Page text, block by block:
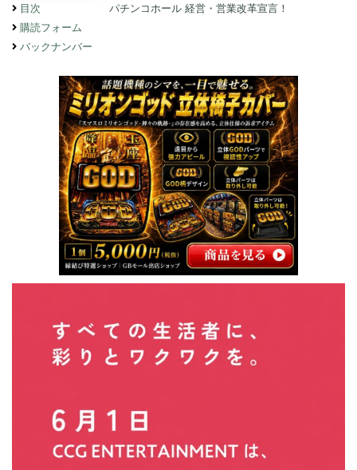
目次
購読フォーム
バックナンバー
パチンコホール 経営・営業改革宣言！